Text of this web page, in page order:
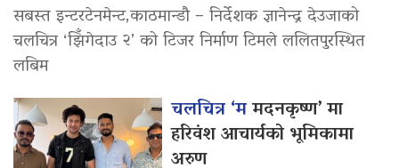
सबस्त इन्टरटेनमेन्ट,काठमान्डौ – निर्देशक ज्ञानेन्द्र देउजाको
चलचित्र ‘झिँगेदाउ २’ को टिजर निर्माण टिमले ललितपुरस्थित
लबिम
चलचित्र ‘ममदनकृष्ण’ मा
हरिवंश आचार्यको भूमिकामा
अरुण